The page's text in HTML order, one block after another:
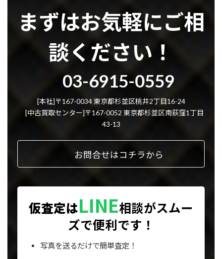
まずはお気軽にご相
談ください！
03-6915-0559
[本社]〒167-0034 東京都杉並区桃井2丁目16-24
[中古買取センター]〒167-0052 東京都杉並区南荻窪1丁目
43-13
お問合せはコチラから
仮査定はLINE相談がスムー
ズで便利です！
写真を送るだけで簡単査定！